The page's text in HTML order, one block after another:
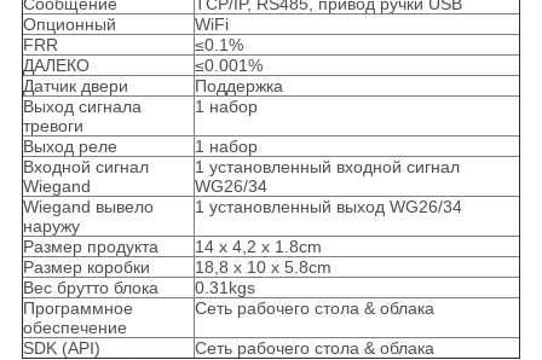
Сообщение
TCP/IP, RS485, привод ручки USB
Опционный
WiFi
FRR
≤0.1%
ДАЛЕКО
≤0.001%
Датчик двери
Поддержка
Выход сигнала
тревоги
1 набор
Выход реле
1 набор
Входной сигнал
Wiegand
1 установленный входной сигнал
WG26/34
Wiegand вывело
наружу
1 установленный выход WG26/34
Размер продукта
14 x 4,2 x 1.8cm
Размер коробки
18,8 x 10 x 5.8cm
Вес брутто блока
0.31kgs
Программное
обеспечение
Сеть рабочего стола & облака
SDK (API)
Сеть рабочего стола & облака